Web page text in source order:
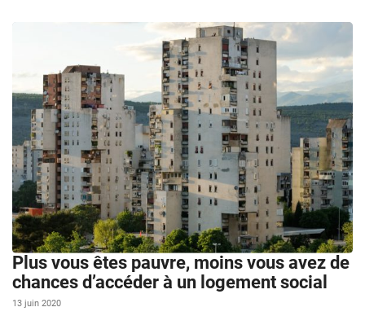
Plus vous êtes pauvre, moins vous avez de
chances d’accéder à un logement social
13 juin 2020